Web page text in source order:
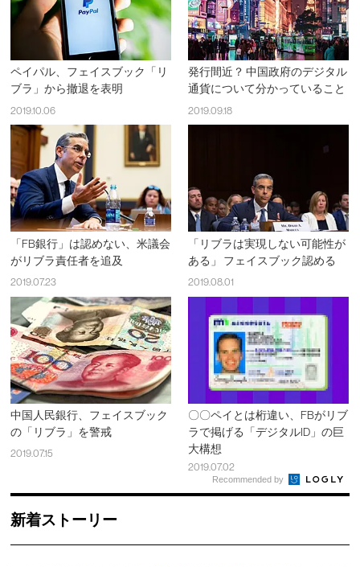
ペイパル、フェイスブック「リ
ブラ」から撤退を表明
2019.10.06
発行間近？ 中国政府のデジタル
通貨について分かっていること
2019.09.18
「FB銀行」は認めない、米議会
がリブラ責任者を追及
2019.07.23
「リブラは実現しない可能性が
ある」 フェイスブック認める
2019.08.01
中国人民銀行、フェイスブック
の「リブラ」を警戒
2019.07.15
〇〇ペイとは桁違い、FBがリブ
ラで掲げる「デジタルID」の巨
大構想
2019.07.02
Recommended by
新着ストーリー